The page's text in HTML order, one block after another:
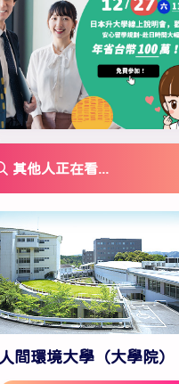
其他人正在看...
人間環境大學（大學院）